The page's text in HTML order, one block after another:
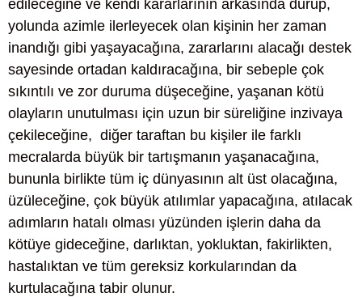
edileceğine ve kendi kararlarının arkasında durup,
yolunda azimle ilerleyecek olan kişinin her zaman
inandığı gibi yaşayacağına, zararlarını alacağı destek
sayesinde ortadan kaldıracağına, bir sebeple çok
sıkıntılı ve zor duruma düşeceğine, yaşanan kötü
olayların unutulması için uzun bir süreliğine inzivaya
çekileceğine, diğer taraftan bu kişiler ile farklı
mecralarda büyük bir tartışmanın yaşanacağına,
bununla birlikte tüm iç dünyasının alt üst olacağına,
üzüleceğine, çok büyük atılımlar yapacağına, atılacak
adımların hatalı olması yüzünden işlerin daha da
kötüye gideceğine, darlıktan, yokluktan, fakirlikten,
hastalıktan ve tüm gereksiz korkularından da
kurtulacağına tabir olunur.